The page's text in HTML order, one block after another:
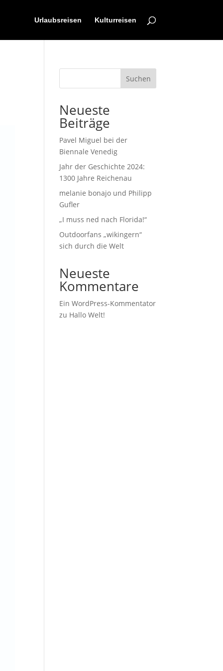
Urlaubsreisen Kulturreisen
Suchen
Neueste
Beiträge
Pavel Miguel bei der
Biennale Venedig
Jahr der Geschichte 2024:
1300 Jahre Reichenau
melanie bonajo und Philipp
Gufler
„I muss ned nach Florida!“
Outdoorfans „wikingern“
sich durch die Welt
Neueste
Kommentare
Ein WordPress-Kommentator
zu Hallo Welt!